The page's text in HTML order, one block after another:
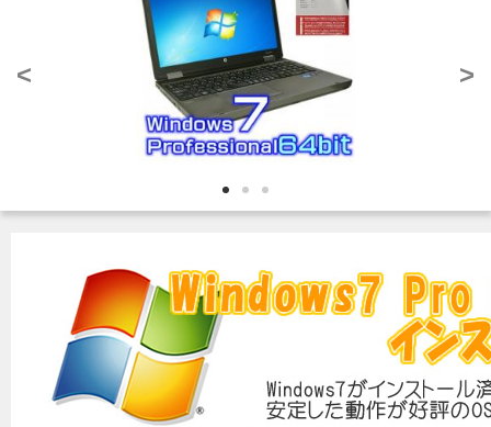
< >